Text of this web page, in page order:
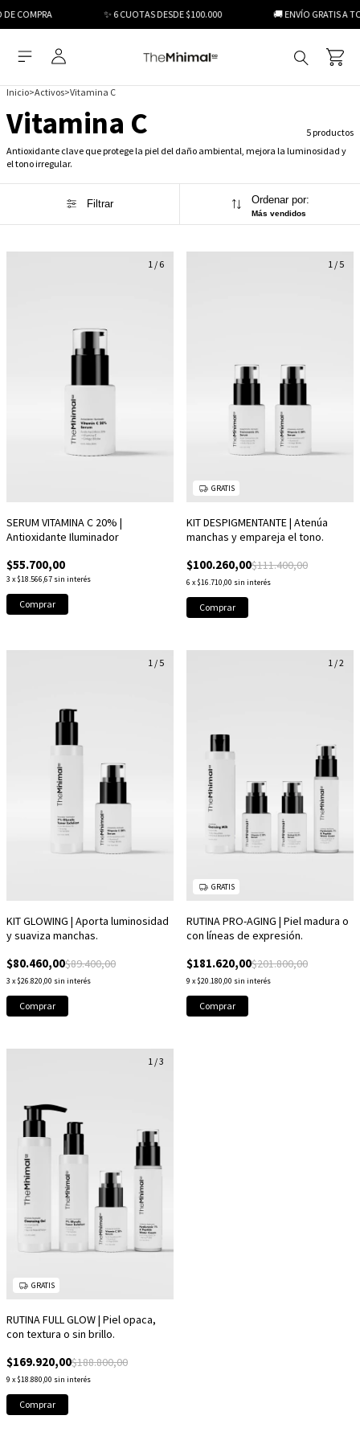
COMPRA ✨ 6 CUOTAS DESDE $100.000 🚚 ENVÍO GRATIS A
Inicio>Activos>Vitamina C
Vitamina C
5 productos
Antioxidante clave que protege la piel del daño ambiental, mejora la luminosidad y
el tono irregular.
Filtrar Ordenar por:
Más vendidos
1 / 6
SERUM VITAMINA C 20% |
Antioxidante Iluminador
$55.700,00
3 x $18.566,67 sin interés
1 / 5
GRATIS
KIT DESPIGMENTANTE | Atenúa
manchas y empareja el tono.
$100.260,00$111.400,00
6 x $16.710,00 sin interés
1 / 5
KIT GLOWING | Aporta luminosidad
y suaviza manchas.
$80.460,00$89.400,00
3 x $26.820,00 sin interés
1 /2
GRATIS
RUTINA PRO-AGING | Piel madura o
con líneas de expresión.
$181.620,00$201.800,00
9 x $20.180,00 sin interés
1 /3
GRATIS
RUTINA FULL GLOW | Piel opaca,
con textura o sin brillo.
$169.920,00$188.800,00
9 x $18.880,00 sin interés